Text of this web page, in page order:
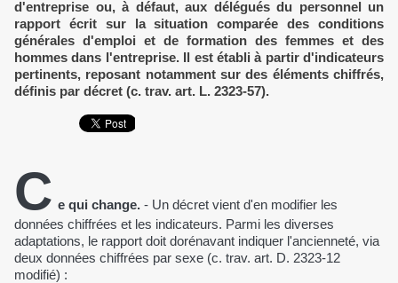
d'entreprise ou, à défaut, aux délégués du personnel un
rapport écrit sur la situation comparée des conditions
générales d'emploi et de formation des femmes et des
hommes dans l'entreprise. Il est établi à partir d'indicateurs
pertinents, reposant notamment sur des éléments chiffrés,
définis par décret (c. trav. art. L. 2323-57).
C e qui change. - Un décret vient d'en modifier les
données chiffrées et les indicateurs. Parmi les diverses
adaptations, le rapport doit dorénavant indiquer l'ancienneté, via
deux données chiffrées par sexe (c. trav. art. D. 2323-12
modifié) :